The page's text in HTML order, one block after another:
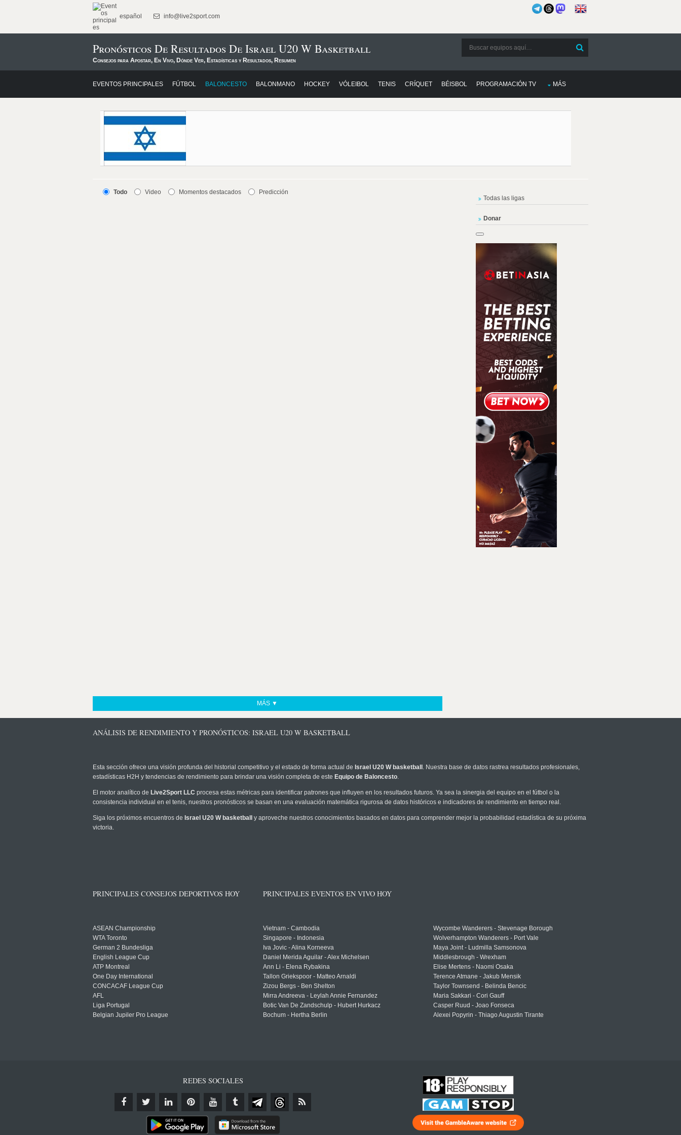
español info@live2sport.com
Pronósticos De Resultados De Israel U20 W Basketball
Consejos para Apostar, En Vivo, Dónde Ver, Estadísticas y Resultados, Resumen
EVENTOS PRINCIPALES FÚTBOL BALONCESTO BALONMANO HOCKEY VÓLEIBOL TENIS CRÍQUET BÉISBOL PROGRAMACIÓN TV MÁS
Todo Video Momentos destacados Predicción
MÁS ▼
Todas las ligas
Donar
ANÁLISIS DE RENDIMIENTO Y PRONÓSTICOS: ISRAEL U20 W BASKETBALL
Esta sección ofrece una visión profunda del historial competitivo y el estado de forma actual de Israel U20 W basketball . Nuestra base de datos rastrea resultados profesionales,
estadísticas H2H y tendencias de rendimiento para brindar una visión completa de este Equipo de Baloncesto.
El motor analítico de Live2Sport LLC procesa estas métricas para identificar patrones que influyen en los resultados futuros. Ya sea la sinergia del equipo en el fútbol o la
consistencia individual en el tenis, nuestros pronósticos se basan en una evaluación matemática rigurosa de datos históricos e indicadores de rendimiento en tiempo real.
Siga los próximos encuentros de Israel U20 W basketball
y aproveche nuestros conocimientos basados en datos para comprender mejor la probabilidad estadística de su próxima
victoria.
PRINCIPALES CONSEJOS DEPORTIVOS HOY
ASEAN Championship
WTA Toronto
German 2 Bundesliga
English League Cup
ATP Montreal
One Day International
CONCACAF League Cup
AFL
Liga Portugal
Belgian Jupiler Pro League
PRINCIPALES EVENTOS EN VIVO HOY
Vietnam - Cambodia
Singapore - Indonesia
Iva Jovic - Alina Korneeva
Daniel Merida Aguilar - Alex Michelsen
Ann Li - Elena Rybakina
Tallon Griekspoor - Matteo Arnaldi
Zizou Bergs - Ben Shelton
Mirra Andreeva - Leylah Annie Fernandez
Botic Van De Zandschulp - Hubert Hurkacz
Bochum - Hertha Berlin
Wycombe Wanderers - Stevenage Borough
Wolverhampton Wanderers - Port Vale
Maya Joint - Ludmilla Samsonova
Middlesbrough - Wrexham
Elise Mertens - Naomi Osaka
Terence Atmane - Jakub Mensik
Taylor Townsend - Belinda Bencic
Maria Sakkari - Cori Gauff
Casper Ruud - Joao Fonseca
Alexei Popyrin - Thiago Augustin Tirante
REDES SOCIALES